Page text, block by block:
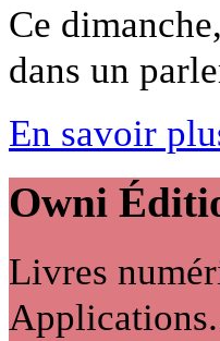
Ce
dans un
En savoir
Owni
Livres